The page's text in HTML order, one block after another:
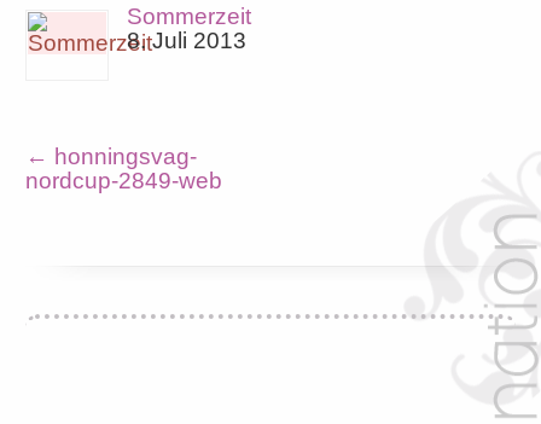
Sommerzeit
8. Juli 2013
← honningsvag-
nordcup-2849-web